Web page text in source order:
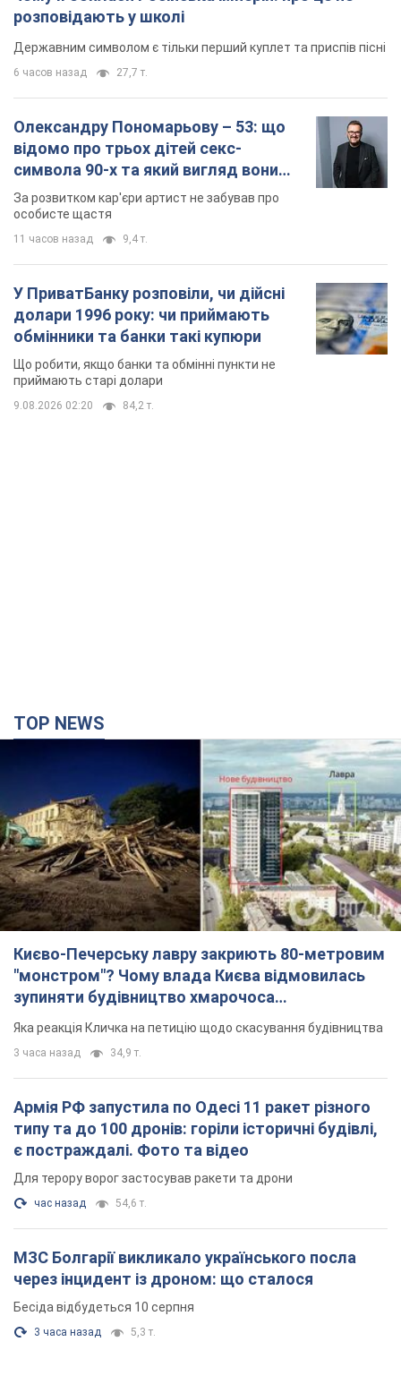
мають
За розвитком кар'єри артист не забував про
долари 1996 року: чи приймають
обмінники та банки такі купюри
приймають старі долари
Києво-Печерську лавру закриють 80-метровим
"монстром"? Чому влада Києва відмовилась
зупиняти будівництво хмарочоса
"московського вірянина"
Яка реакція Кличка на петицію щодо скасування будівництва
3 часа назад 34,9 т.
Армія РФ запустила по Одесі 11 ракет різного
типу та до 100 дронів: горіли історичні будівлі,
є постраждалі. Фото та відео
Для терору ворог застосував ракети та дрони
час назад 54,6 т.
МЗС Болгарії викликало українського посла
через інцидент із дроном: що сталося
Бесіда відбудеться 10 серпня
3 часа назад 5,3 т.